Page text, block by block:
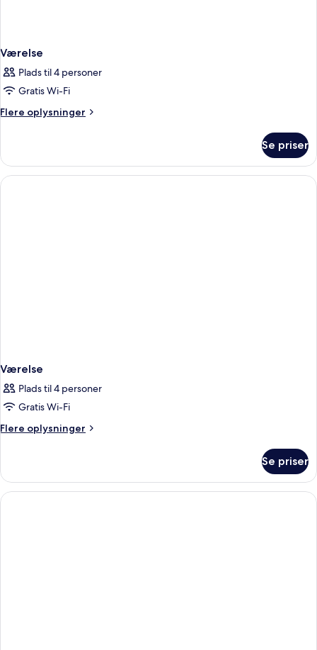
Værelse
Plads til 4 personer
Gratis Wi-Fi
Flere oplysninger
Flere
Se priser
Værelse
Plads til 4 personer
Gratis Wi-Fi
Flere oplysninger
Flere
Se priser